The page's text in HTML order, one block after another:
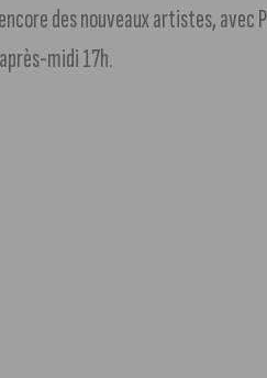
des nouveaux artistes, avec
midi 17h.